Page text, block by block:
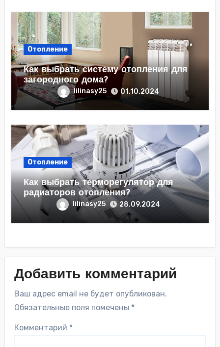
Отопление
Как выбрать систему отопления для
загородного дома?
lilinasy25 01.10.2024
Отопление
Как выбрать терморегулятор для
радиаторов отопления?
lilinasy25 28.09.2024
Добавить комментарий
Ваш адрес email не будет опубликован.
Обязательные поля помечены *
Комментарий *